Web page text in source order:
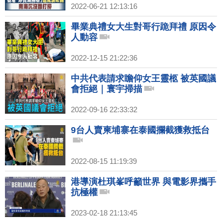
2022-06-21 12:13:16
畢業典禮女大生對哥行跪拜禮 原因令
人動容
2022-12-15 21:22:36
中共代表請求瞻仰女王靈柩 被英國議
會拒絕｜寰宇掃描
2022-09-16 22:33:32
9台人賣柬埔寨在泰國攔截獲救抵台
2022-08-15 11:19:39
港導演杜琪峯呼籲世界 與電影界攜手
抗極權
2023-02-18 21:13:45